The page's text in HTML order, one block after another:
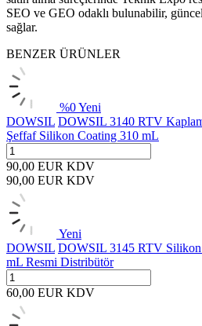
SEO ve GEO odaklı bulunabilir,
sağlar.
BENZER ÜRÜNLER
%0Yeni
DOWSIL DOWSIL 3140 RTV
Şeffaf Silikon Coating 310 mL
90,00 EUR KDV
90,00 EUR KDV
Yeni
DOWSIL DOWSIL 3145 RTV
mL Resmi Distribütör
60,00 EUR KDV